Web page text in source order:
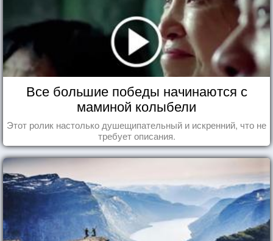
Все большие победы начинаются с
маминой колыбели
Этот ролик настолько душещипательный и искренний, что не
требует описания.